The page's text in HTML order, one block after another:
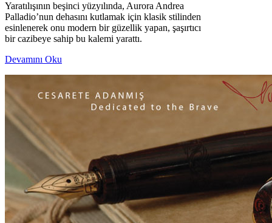
Yaratılışının beşinci yüzyılında, Aurora Andrea
Palladio’nun dehasını kutlamak için klasik stilinden
esinlenerek onu modern bir güzellik yapan, şaşırtıcı
bir cazibeye sahip bu kalemi yarattı.
Devamını Oku